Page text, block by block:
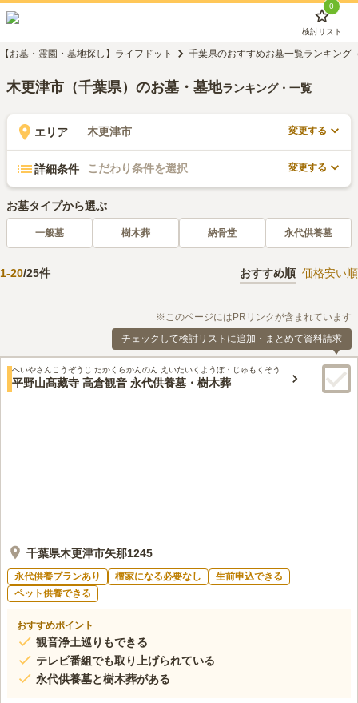
0
検討リスト
【お墓・霊園・墓地探し】ライフドット 千葉県のおすすめお墓一覧ランキング
木更津市（千葉県）のお墓・墓地ランキング・一覧
エリア 木更津市 変更する
詳細条件 こだわり条件を選択 変更する
お墓タイプから選ぶ
一般墓 樹木葬 納骨堂 永代供養墓
1-20/25件 おすすめ順 価格安い順
※このページにはPRリンクが含まれています
チェックして検討リストに追加・まとめて資料請求
へいやさんこうぞうじ たかくらかんのん えいたいくようぼ・じゅもくそう
平野山髙藏寺 高倉観音 永代供養墓・樹木葬
千葉県木更津市矢那1245
永代供養プランあり 檀家になる必要なし
生前申込できる
ペット供養できる
おすすめポイント
観音浄土巡りもできる
テレビ番組でも取り上げられている
永代供養墓と樹木葬がある